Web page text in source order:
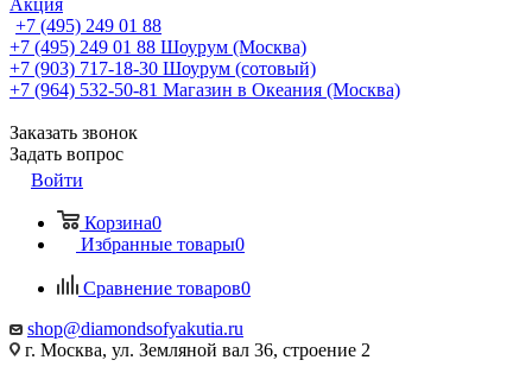
Акция
+7 (495) 249 01 88
+7 (495) 249 01 88 Шоурум (Москва)
+7 (903) 717-18-30 Шоурум (сотовый)
+7 (964) 532-50-81 Магазин в Океания (Москва)
Заказать звонок
Задать вопрос
Войти
Корзина0
Избранные товары0
Сравнение товаров0
shop@diamondsofyakutia.ru
г. Москва, ул. Земляной вал 36, строение 2